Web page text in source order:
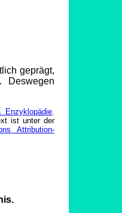
geprägt,
Deswegen
Enzyklopädie.
ist unter der
Attribution-